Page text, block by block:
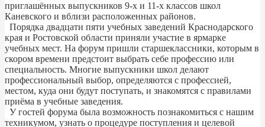
приглашённых выпускников 9-х и 11-х классов школ
Каневского и вблизи расположенных районов.
Порядка двадцати пяти учебных заведений Краснодарского
края и Ростовской области приняли участие в ярмарке
учебных мест. На форум пришли старшеклассники, которым в
скором времени предстоит выбрать себе профессию или
специальность. Многие выпускники школ делают
профессиональный выбор, определяются с профессией,
местом, куда они будут поступать, и знакомятся с правилами
приёма в учебные заведения.
У гостей форума была возможность познакомиться с нашим
техникумом, узнать о процедуре поступления и целевой